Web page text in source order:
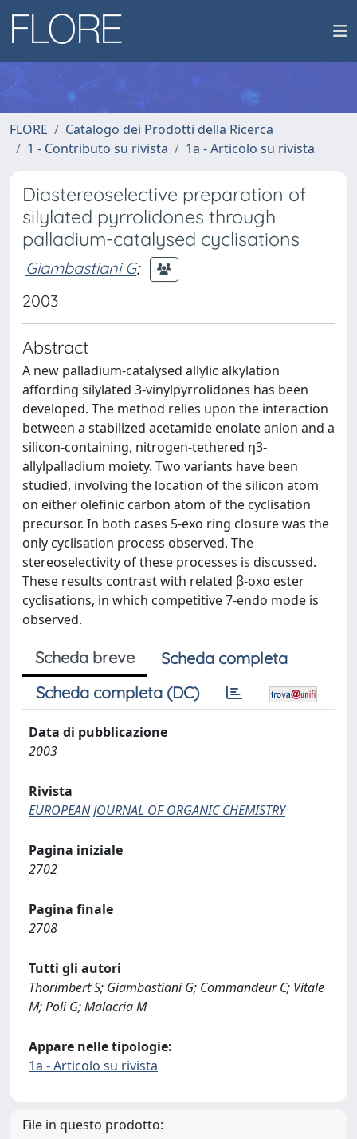
FLORE
Catalogo dei Prodotti della Ricerca
1 - Contributo su rivista
1a - Articolo su rivista
Diastereoselective preparation of
silylated pyrrolidones through
palladium-catalysed cyclisations
Giambastiani G;
2003
Abstract
A new palladium-catalysed allylic alkylation
affording silylated 3-vinylpyrrolidones has been
developed. The method relies upon the interaction
between a stabilized acetamide enolate anion and a
silicon-containing, nitrogen-tethered η3-
allylpalladium moiety. Two variants have been
studied, involving the location of the silicon atom
on either olefinic carbon atom of the cyclisation
precursor. In both cases 5-exo ring closure was the
only cyclisation process observed. The
stereoselectivity of these processes is discussed.
These results contrast with related β-oxo ester
cyclisations, in which competitive 7-endo mode is
observed.
Scheda breve
Scheda completa
Scheda completa (DC)
Data di pubblicazione
2003
Rivista
EUROPEAN JOURNAL OF ORGANIC CHEMISTRY
Pagina iniziale
2702
Pagina finale
2708
Tutti gli autori
Thorimbert S; Giambastiani G; Commandeur C; Vitale
M; Poli G; Malacria M
Appare nelle tipologie:
1a - Articolo su rivista
File in questo prodotto: